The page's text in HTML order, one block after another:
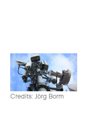
Credits: Jörg Borm